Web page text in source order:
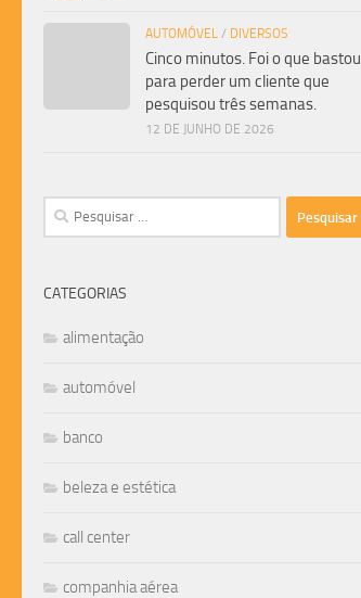
AUTOMÓVEL / DIVERSOS
Cinco minutos. Foi o que bastou
para perder um cliente que
pesquisou três semanas.
12 DE JUNHO DE 2026
Pesquisar
por:
CATEGORIAS
alimentação
automóvel
banco
beleza e estética
call center
companhia aérea